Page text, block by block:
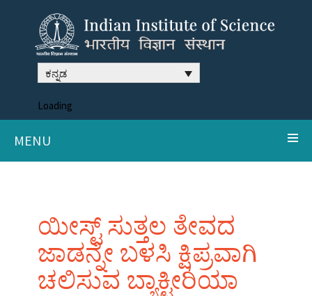
ಕನ್ನಡ
Loading
MENU
ಯೀಸ್ಟ್ ಸುತ್ತಲ ತೇವದ
ಜಾಡನ್ನೇ ಬಳಸಿ ಕ್ಷಿಪ್ರವಾಗಿ
ಚಲಿಸುವ ಬ್ಯಾಕ್ಟೀರಿಯಾ